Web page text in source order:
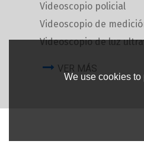
Videoscopio policial
Videoscopio de
Videoscopio de luz
VER MÁS
We use cookies